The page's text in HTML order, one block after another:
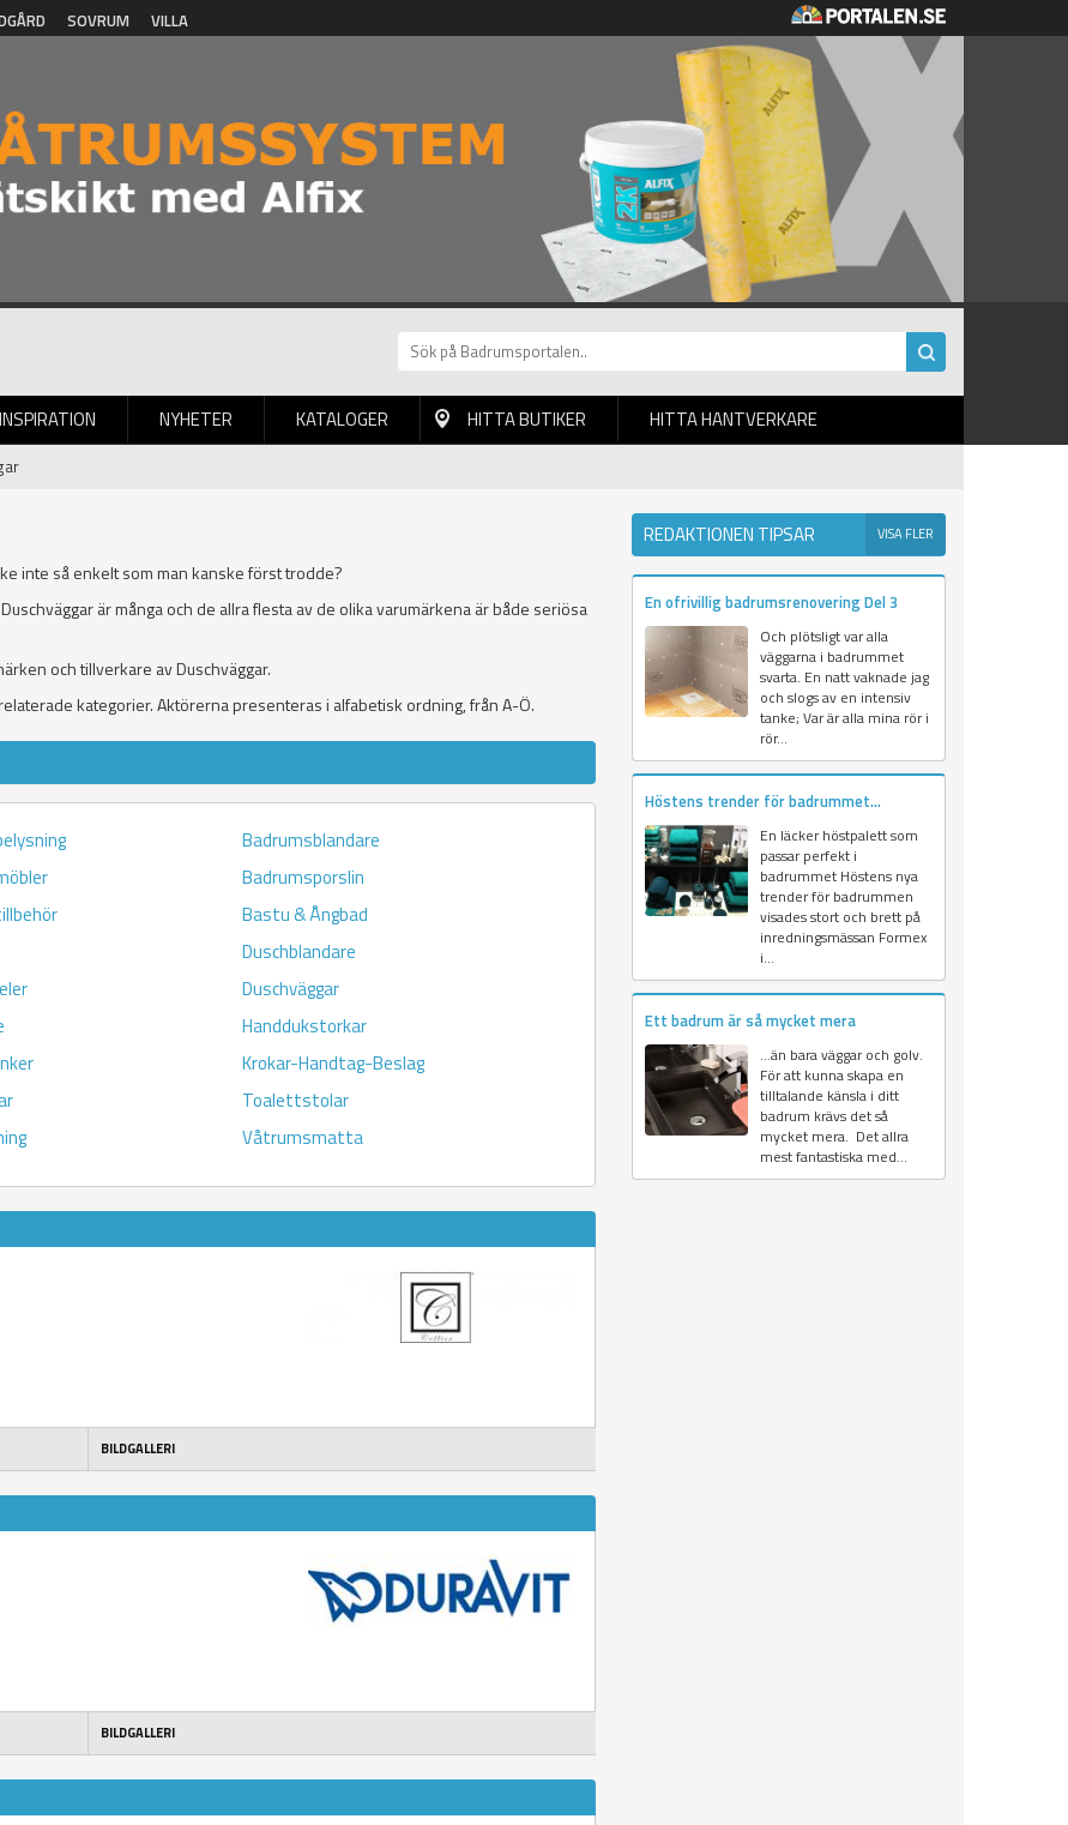
SOVRUM VILLA
INSPIRATION NYHETER KATALOGER HITTA BUTIKER HITTA HANTVERKARE
inte så enkelt som man kanske först trodde?
är många och de allra flesta av de olika varumärkena är både seriösa
och tillverkare av Duschväggar.
kategorier. Aktörerna presenteras i alfabetisk ordning, från A-Ö.
Badrumsblandare
Badrumsporslin
Bastu & Ångbad
Duschblandare
Duschväggar
Handdukstorkar
Krokar-Handtag-Beslag
Toalettstolar
Våtrumsmatta
BILDGALLERI
BILDGALLERI
REDAKTIONEN TIPSAR VISA FLER
En ofrivillig badrumsrenovering Del 3
Och plötsligt var alla
väggarna i badrummet
svarta. En natt vaknade jag
och slogs av en intensiv
tanke; Var är alla mina rör i
rör...
Höstens trender för badrummet...
En läcker höstpalett som
passar perfekt i
badrummet Höstens nya
trender för badrummen
visades stort och brett på
inredningsmässan Formex
i...
Ett badrum är så mycket mera
…än bara väggar och golv.
För att kunna skapa en
tilltalande känsla i ditt
badrum krävs det så
mycket mera. Det allra
mest fantastiska med...